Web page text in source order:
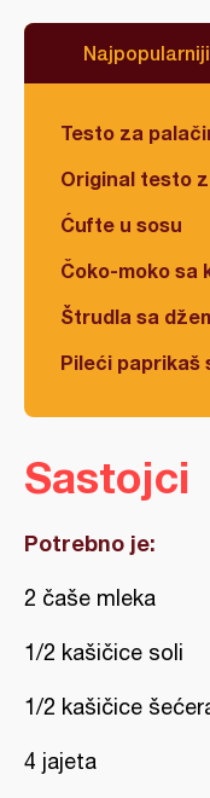
Najpopularniji
Testo za
Original testo
Ćufte u sosu
Čoko-moko sa
Štrudla sa
Pileći paprikaš
Sastojci
Potrebno je:
2 čaše mleka
1/2 kašičice soli
1/2 kašičice
4 jajeta